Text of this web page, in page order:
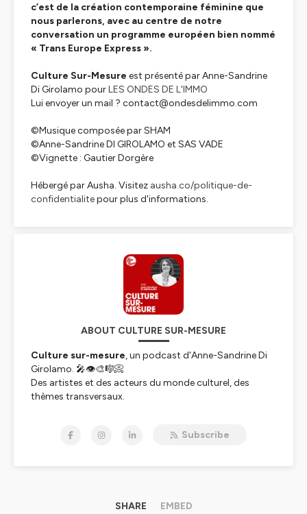
c’est de la création contemporaine féminine que
nous parlerons, avec au centre de notre
conversation un programme européen bien nommé
« Trans Europe Express ».
Culture Sur-Mesure est présenté par Anne-Sandrine
Di Girolamo pourLES ONDES DE L'IMMO
Lui envoyer un mail ? contact@ondesdelimmo.com
©️Musique composée par SHAM
©️Anne-Sandrine DI GIROLAMO et SAS VADE
©️Vignette : Gautier Dorgère
Hébergé par Ausha. Visitez ausha.co/politique-de-
confidentialitepour plus d'informations.
ABOUT CULTURE SUR-MESURE
Culture sur-mesure, un podcast d'Anne-Sandrine Di
Girolamo. 🎤👁🎨🎼📀
Des artistes et des acteurs du monde culturel, des
thèmes transversaux.
✉️ vaderousseau@gmail.com
Subscribe
SHARE EMBED